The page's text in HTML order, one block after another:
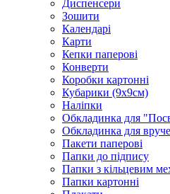
Диспенсери
Зошити
Календарі
Карти
Кепки паперові
Конверти
Коробки картонні
Кубарики (9х9см)
Наліпки
Обкладинка для
Обкладинка для
Пакети паперові
Папки до підпису
Папки з кільцевим
Папки картонні